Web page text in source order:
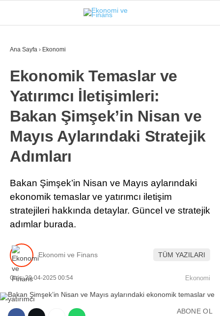
WhatsApp İhbar Hattı
İSTANBUL
GÜNDEM
EKONOMI
FINANS
BORSA
KRIPTO
SEKTÖRLER
TEKNOLOJI
OTOMOBIL
Ana Sayfa › Ekonomi
Ekonomik Temaslar ve
Yatırımcı İletişimleri:
Bakan Şimşek’in Nisan ve
Mayıs Aylarındaki Stratejik
Adımları
Bakan Şimşek’in Nisan ve Mayıs aylarındaki
ekonomik temaslar ve yatırımcı iletişim
stratejileri hakkında detaylar. Güncel ve stratejik
adımlar burada.
Ekonomi ve Finans TÜM YAZILARI
Giriş: 29-04-2025 00:54 Ekonomi
ABONE OL